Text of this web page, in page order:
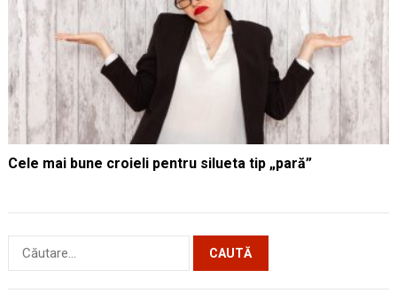
Cele mai bune croieli pentru silueta tip „pară”
Caută